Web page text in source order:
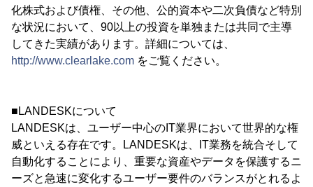
化株式および債権、その他、公的資本や二次負債など特別
な状況において、90以上の投資を単独または共同で主導
してきた実績があります。詳細については、
http://www.clearlake.com をご覧ください。
■LANDESKについて
LANDESKは、ユーザー中心のIT業界において世界的な権
威といえる存在です。LANDESKは、IT業務を統合そして
自動化することにより、重要な資産やデータを保護するニ
ーズと急速に変化するユーザー要件のバランスがとれるよ